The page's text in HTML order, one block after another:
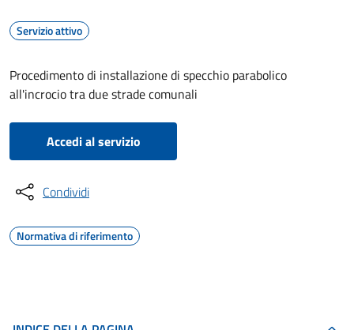
Servizio attivo
Procedimento di installazione di specchio parabolico
all'incrocio tra due strade comunali
Accedi al servizio
Condividi
Normativa di riferimento